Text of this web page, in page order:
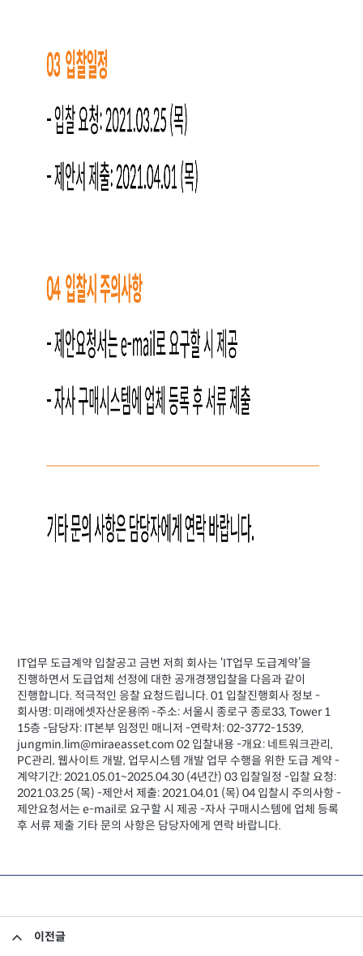
IT업무 도급계약 입찰공고 금번 저희 회사는 ‘IT업무 도급계약’을
진행하면서 도급업체 선정에 대한 공개경쟁입찰을 다음과 같이
진행합니다. 적극적인 응찰 요청드립니다. 01 입찰진행회사 정보 -
회사명: 미래에셋자산운용㈜ -주소: 서울시 종로구 종로33, Tower 1
15층 -담당자: IT본부 임정민 매니저 -연락처: 02-3772-1539,
jungmin.lim@miraeasset.com 02 입찰내용 -개요: 네트워크관리,
PC관리, 웹사이트 개발, 업무시스템 개발 업무 수행을 위한 도급 계약 -
계약기간: 2021.05.01~2025.04.30 (4년간) 03 입찰일정 -입찰 요청:
2021.03.25 (목) -제안서 제출: 2021.04.01 (목) 04 입찰시 주의사항 -
제안요청서는 e-mail로 요구할 시 제공 -자사 구매시스템에 업체 등록
후 서류 제출 기타 문의 사항은 담당자에게 연락 바랍니다.
이전글